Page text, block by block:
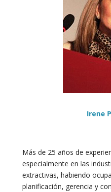
Irene
Más de 25 años de
especialmente en las
extractivas, habiendo
planificación, gerencia y